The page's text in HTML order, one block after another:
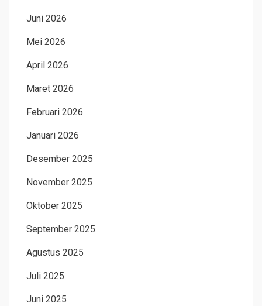
Juni 2026
Mei 2026
April 2026
Maret 2026
Februari 2026
Januari 2026
Desember 2025
November 2025
Oktober 2025
September 2025
Agustus 2025
Juli 2025
Juni 2025